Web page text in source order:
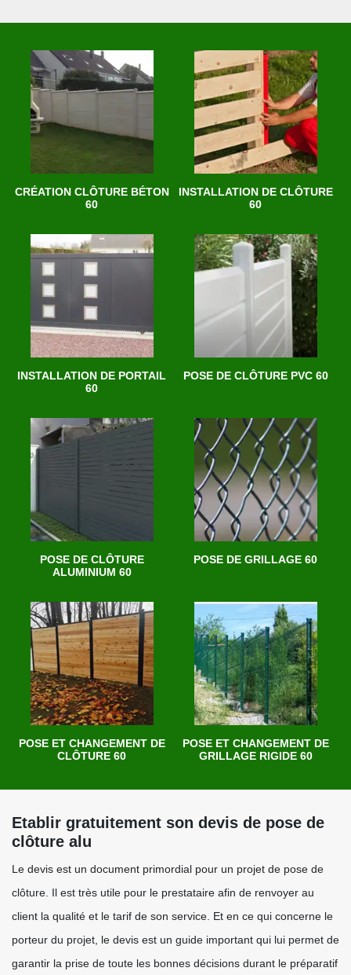
CRÉATION CLÔTURE BÉTON
60
INSTALLATION DE CLÔTURE
60
INSTALLATION DE PORTAIL
60
POSE DE CLÔTURE PVC 60
POSE DE CLÔTURE
ALUMINIUM 60
POSE DE GRILLAGE 60
POSE ET CHANGEMENT DE
CLÔTURE 60
POSE ET CHANGEMENT DE
GRILLAGE RIGIDE 60
Etablir gratuitement son devis de pose de
clôture alu
Le devis est un document primordial pour un projet de pose de
clôture. Il est très utile pour le prestataire afin de renvoyer au
client la qualité et le tarif de son service. Et en ce qui concerne le
porteur du projet, le devis est un guide important qui lui permet de
garantir la prise de toute les bonnes décisions durant le préparatif